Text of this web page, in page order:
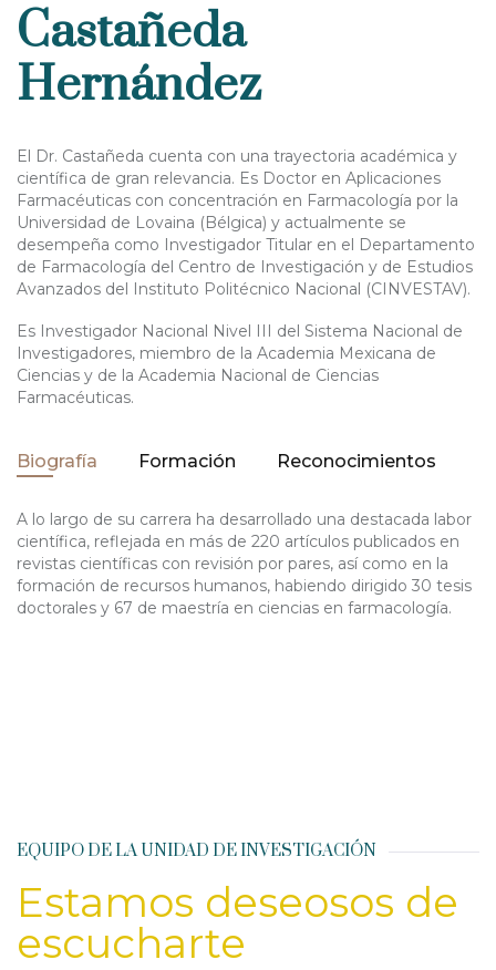
Castañeda
Hernández
El Dr. Castañeda cuenta con una trayectoria académica y
científica de gran relevancia. Es Doctor en Aplicaciones
Farmacéuticas con concentración en Farmacología por la
Universidad de Lovaina (Bélgica) y actualmente se
desempeña como Investigador Titular en el Departamento
de Farmacología del Centro de Investigación y de Estudios
Avanzados del Instituto Politécnico Nacional (CINVESTAV).
Es Investigador Nacional Nivel III del Sistema Nacional de
Investigadores, miembro de la Academia Mexicana de
Ciencias y de la Academia Nacional de Ciencias
Farmacéuticas.
Biografía Formación Reconocimientos
A lo largo de su carrera ha desarrollado una destacada labor
científica, reflejada en más de 220 artículos publicados en
revistas científicas con revisión por pares, así como en la
formación de recursos humanos, habiendo dirigido 30 tesis
doctorales y 67 de maestría en ciencias en farmacología.
EQUIPO DE LA UNIDAD DE INVESTIGACIÓN
Estamos deseosos de
escucharte